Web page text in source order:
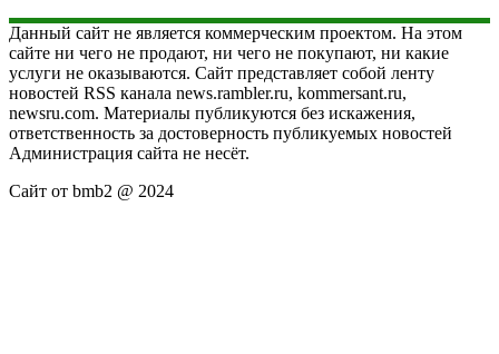
Данный сайт не является коммерческим проектом. На этом
сайте ни чего не продают, ни чего не покупают, ни какие
услуги не оказываются. Сайт представляет собой ленту
новостей RSS канала news.rambler.ru, kommersant.ru,
newsru.com. Материалы публикуются без искажения,
ответственность за достоверность публикуемых новостей
Администрация сайта не несёт.
Сайт от bmb2 @ 2024